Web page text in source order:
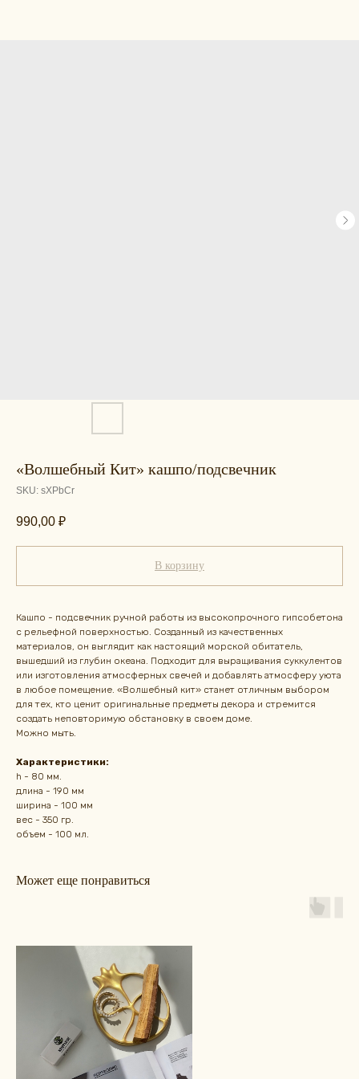
«Волшебный Кит» кашпо/подсвечник
SKU: sXPbCr
990,00 ₽
В корзину
Кашпо - подсвечник ручной работы из высокопрочного гипсобетона
с рельефной поверхностью. Созданный из качественных
материалов, он выглядит как настоящий морской обитатель,
вышедший из глубин океана. Подходит для выращивания суккулентов
или изготовления атмосферных свечей и добавлять атмосферу уюта
в любое помещение. «Волшебный кит» станет отличным выбором
для тех, кто ценит оригинальные предметы декора и стремится
создать неповторимую обстановку в своем доме.
Можно мыть.
Характеристики:
h - 80 мм.
длина - 190 мм
ширина - 100 мм
вес - 350 гр.
объем - 100 мл.
Может еще понравиться